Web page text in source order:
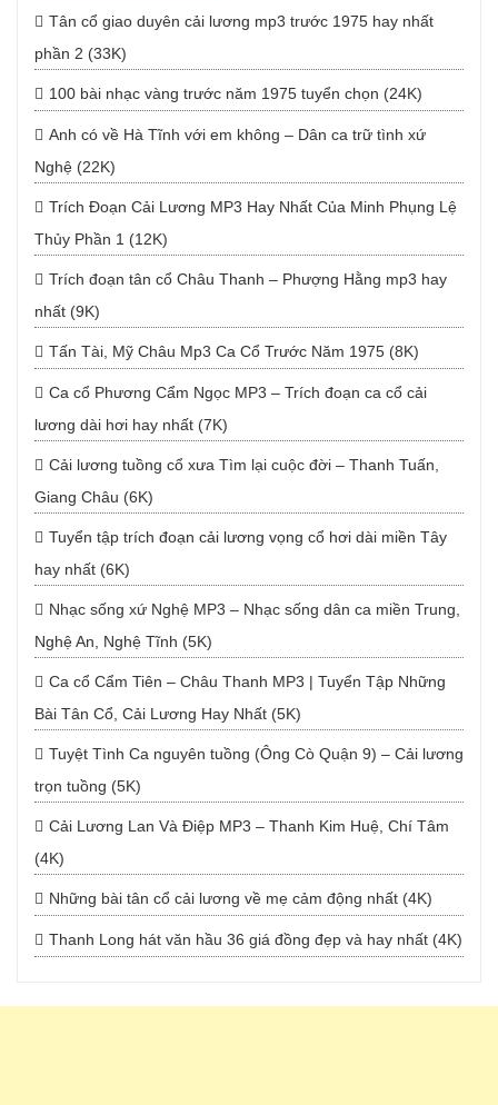
Tân cổ giao duyên cải lương mp3 trước 1975 hay nhất
phần 2 (33K)
100 bài nhạc vàng trước năm 1975 tuyển chọn (24K)
Anh có về Hà Tĩnh với em không – Dân ca trữ tình xứ
Nghệ (22K)
Trích Đoạn Cải Lương MP3 Hay Nhất Của Minh Phụng Lệ
Thủy Phần 1 (12K)
Trích đoạn tân cổ Châu Thanh – Phượng Hằng mp3 hay
nhất (9K)
Tấn Tài, Mỹ Châu Mp3 Ca Cổ Trước Năm 1975 (8K)
Ca cổ Phương Cẩm Ngọc MP3 – Trích đoạn ca cổ cải
lương dài hơi hay nhất (7K)
Cải lương tuồng cổ xưa Tìm lại cuộc đời – Thanh Tuấn,
Giang Châu (6K)
Tuyển tập trích đoạn cải lương vọng cổ hơi dài miền Tây
hay nhất (6K)
Nhạc sống xứ Nghệ MP3 – Nhạc sống dân ca miền Trung,
Nghệ An, Nghệ Tĩnh (5K)
Ca cổ Cẩm Tiên – Châu Thanh MP3 | Tuyển Tập Những
Bài Tân Cổ, Cải Lương Hay Nhất (5K)
Tuyệt Tình Ca nguyên tuồng (Ông Cò Quận 9) – Cải lương
trọn tuồng (5K)
Cải Lương Lan Và Điệp MP3 – Thanh Kim Huệ, Chí Tâm
(4K)
Những bài tân cổ cải lương về mẹ cảm động nhất (4K)
Thanh Long hát văn hầu 36 giá đồng đẹp và hay nhất (4K)